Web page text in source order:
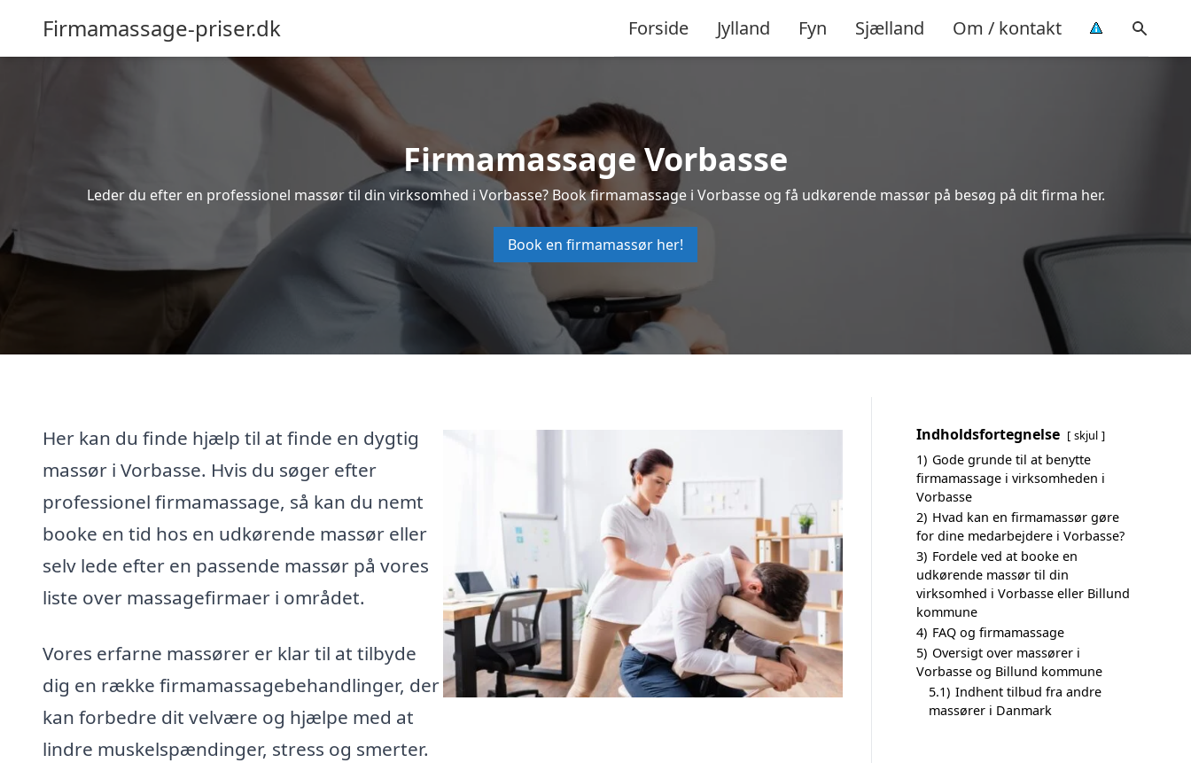
Firmamassage-priser.dk Forside Jylland Fyn Sjælland Om / kontakt
Firmamassage Vorbasse
Leder du efter en professionel massør til din virksomhed i Vorbasse? Book firmamassage i Vorbasse og få udkørende massør på besøg på dit firma her.
Book en firmamassør her!
Her kan du finde hjælp til at finde en dygtig
massør i Vorbasse. Hvis du søger efter
professionel firmamassage, så kan du nemt
booke en tid hos en udkørende massør eller
selv lede efter en passende massør på vores
liste over massagefirmaer i området.
Vores erfarne massører er klar til at tilbyde
dig en række firmamassagebehandlinger, der
kan forbedre dit velvære og hjælpe med at
lindre muskelspændinger, stress og smerter.
Indholdsfortegnelse skjul
1) Gode grunde til at benytte
firmamassage i virksomheden i
Vorbasse
2) Hvad kan en firmamassør gøre
for dine medarbejdere i Vorbasse?
3) Fordele ved at booke en
udkørende massør til din
virksomhed i Vorbasse eller Billund
kommune
4) FAQ og firmamassage
5) Oversigt over massører i
Vorbasse og Billund kommune
5.1) Indhent tilbud fra andre
massører i Danmark